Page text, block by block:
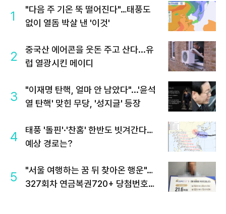
1
"다음 주 기온 뚝 떨어진다"…태풍도
없이 열돔 박살 낸 '이것'
2
중국산 에어콘을 웃돈 주고 산다...유
럽 열광시킨 메이디
3
"이재명 탄핵, 얼마 안 남았다"...'윤석
열 탄핵' 맞힌 무당, '성지글' 등장
4
태풍 '돌핀'·'찬홈' 한반도 빗겨간다…
예상 경로는?
5
"서울 여행하는 꿈 뒤 찾아온 행운"…
327회차 연금복권720+ 당첨번호조